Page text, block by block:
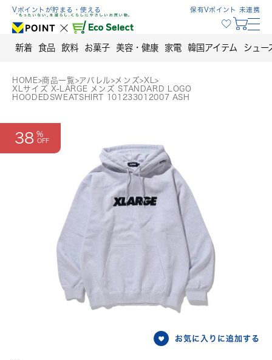
Skip
content
Vポイントが貯まる・使える 保有Vポイント 未連携
新着 食品 飲料 お菓子 美容・健康 家電 韓国アイテム シュー
HOME>商品一覧>アパレル> メンズ>XL>
XLサイズ X-LARGE メンズ STANDARD LOGO
HOODEDSWEATSHIRT 101233012007 ASH
38
お気に入りに追加する